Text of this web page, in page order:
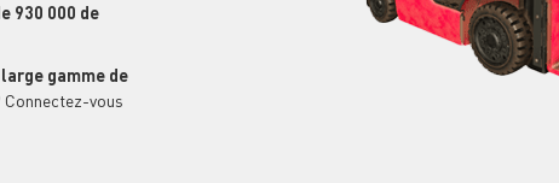
930 000 de
gamme de
Connectez-vous